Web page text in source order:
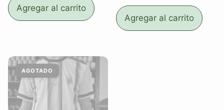
Agregar al carrito
Agregar al carrito